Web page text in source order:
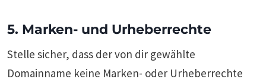
5. Marken- und Urheberrechte
Stelle sicher, dass der von dir gewählte
Domainname keine Marken- oder Urheberrechte